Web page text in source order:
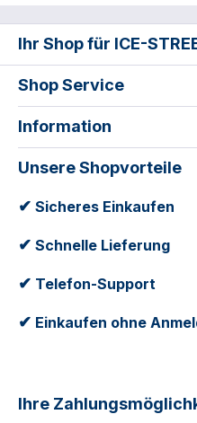
Ihr Shop für ICE-
Shop Service
Information
Unsere Shopvorteile
✔ Sicheres Einkaufen
✔ Schnelle Lieferung
✔ Telefon-Support
✔ Einkaufen ohne
Ihre